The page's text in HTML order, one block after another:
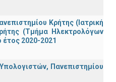
Κρήτης (Ιατρική
(Τμήμα Ηλεκτρολόγων
έτος 2020-2021
Πανεπιστημίου